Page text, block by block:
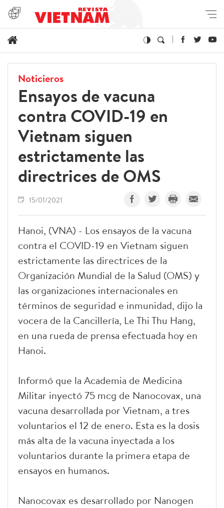
Noticieros
Ensayos de vacuna
contra COVID-19 en
Vietnam siguen
estrictamente las
directrices de OMS
15/01/2021
Hanoi, (VNA) - Los ensayos de la vacuna
contra el COVID-19 en Vietnam siguen
estrictamente las directrices de la
Organización Mundial de la Salud (OMS) y
las organizaciones internacionales en
términos de seguridad e inmunidad, dijo la
vocera de la Cancillería, Le Thi Thu Hang,
en una rueda de prensa efectuada hoy en
Hanoi.
Informó que la Academia de Medicina
Militar inyectó 75 mcg de Nanocovax, una
vacuna desarrollada por Vietnam, a tres
voluntarios el 12 de enero. Esta es la dosis
más alta de la vacuna inyectada a los
voluntarios durante la primera etapa de
ensayos en humanos.
Nanocovax es desarrollado por Nanogen